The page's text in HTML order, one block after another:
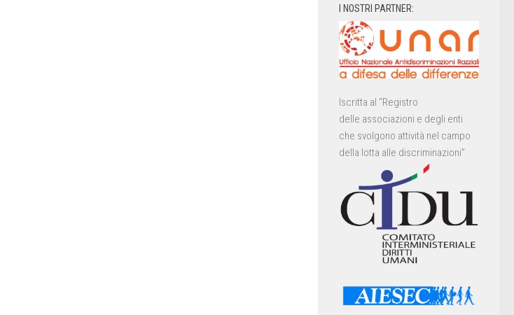
I NOSTRI PARTNER:
Iscritta al “Registro
delle associazioni e degli enti
che svolgono attività nel campo
della lotta alle discriminazioni”